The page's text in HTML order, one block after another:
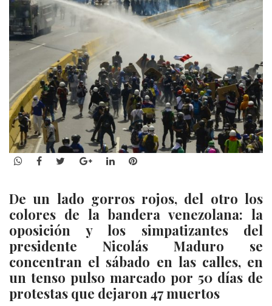
WhatsApp
Facebook
TwitterGoogle+LinkedInPinterest
De un lado gorros rojos, del otro los
colores de la bandera venezolana: la
oposición y los simpatizantes del
presidente Nicolás Maduro se
concentran el sábado en las calles, en
un tenso pulso marcado por 50 días de
protestas que dejaron 47 muertos